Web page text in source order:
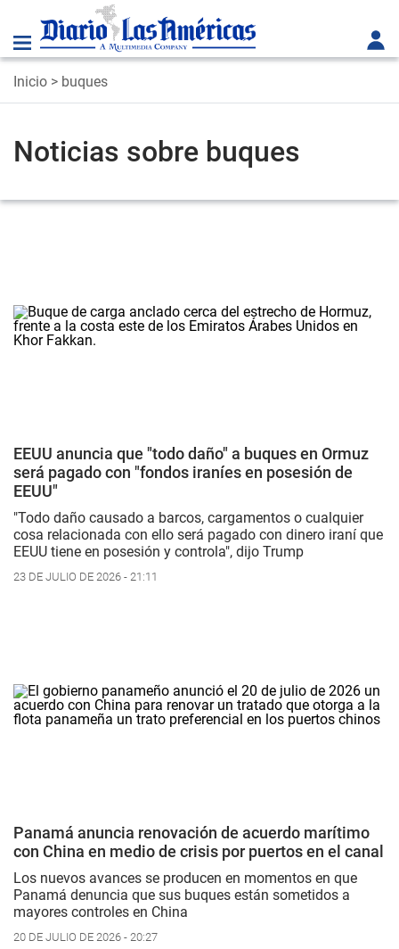
Inicio > buques
Noticias sobre buques
EEUU anuncia que "todo daño" a buques en Ormuz
será pagado con "fondos iraníes en posesión de
EEUU"
"Todo daño causado a barcos, cargamentos o cualquier
cosa relacionada con ello será pagado con dinero iraní que
EEUU tiene en posesión y controla", dijo Trump
23 DE JULIO DE 2026 - 21:11
Panamá anuncia renovación de acuerdo marítimo
con China en medio de crisis por puertos en el canal
Los nuevos avances se producen en momentos en que
Panamá denuncia que sus buques están sometidos a
mayores controles en China
20 DE JULIO DE 2026 - 20:27